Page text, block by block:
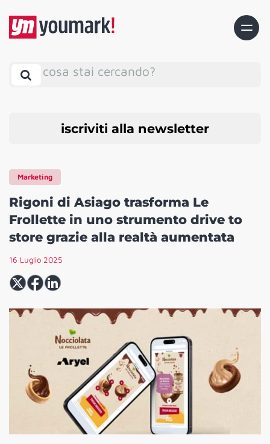
cosa stai cercando?
iscriviti alla newsletter
Marketing
Rigoni di Asiago trasforma Le
Frollette in uno strumento drive to
store grazie alla realtà aumentata
16 Luglio 2025